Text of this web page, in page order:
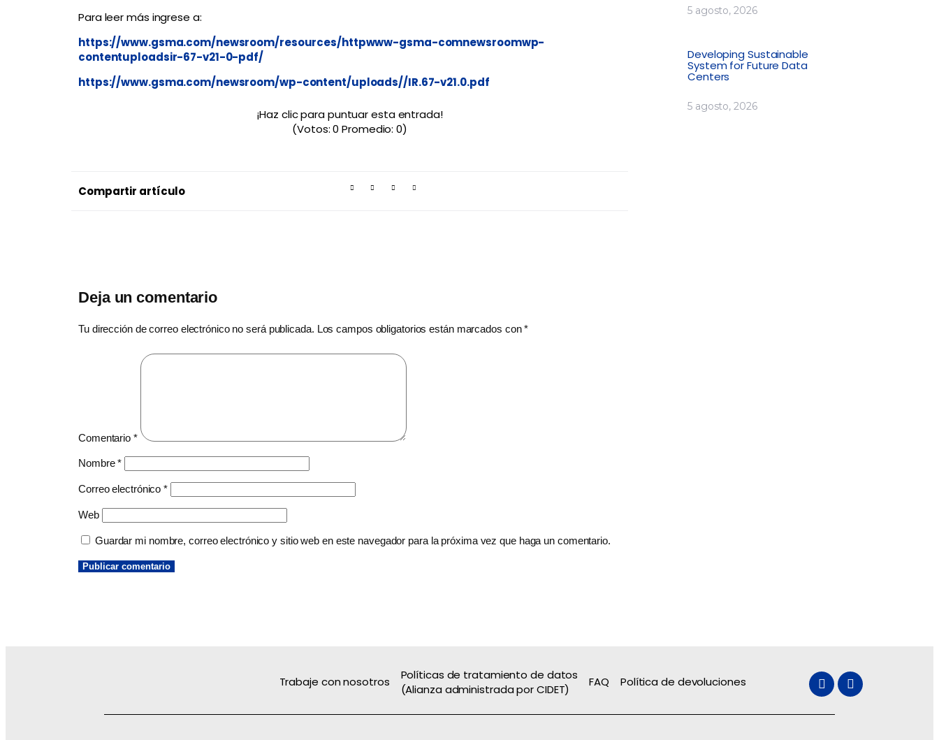
Para leer más ingrese a:
https://www.gsma.com/newsroom/resources/httpwww-gsma-comnewsroomwp-
contentuploadsir-67-v21-0-pdf/
https://www.gsma.com/newsroom/wp-content/uploads//IR.67-v21.0.pdf
¡Haz clic para puntuar esta entrada!
(Votos:0 Promedio:0)
Compartir artículo
5 agosto, 2026
Developing Sustainable
System for Future Data
Centers
5 agosto, 2026
Deja un comentario
Tu dirección de correo electrónico no será publicada. Los campos obligatorios están marcados con*
Comentario *
Nombre*
Correo electrónico*
Web
Guardar mi nombre, correo electrónico y sitio web en este navegador para la próxima vez que haga un comentario.
Trabaje con nosotros
Políticas de tratamiento de datos
(Alianza administrada por CIDET)
FAQ Política de devoluciones